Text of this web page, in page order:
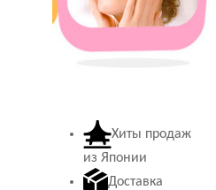
Хиты продаж
из Японии
Доставка